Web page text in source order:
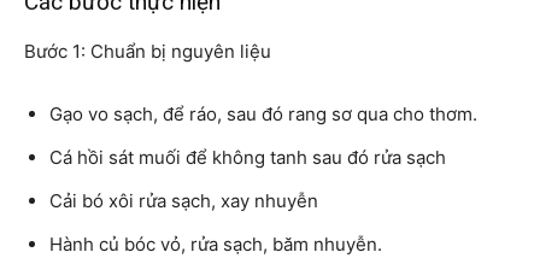
Bước 1: Chuẩn bị nguyên liệu
Gạo vo sạch, để ráo, sau đó rang sơ qua cho thơm.
Cá hồi sát muối để không tanh sau đó rửa sạch
Cải bó xôi rửa sạch, xay nhuyễn
Hành củ bóc vỏ, rửa sạch, băm nhuyễn.